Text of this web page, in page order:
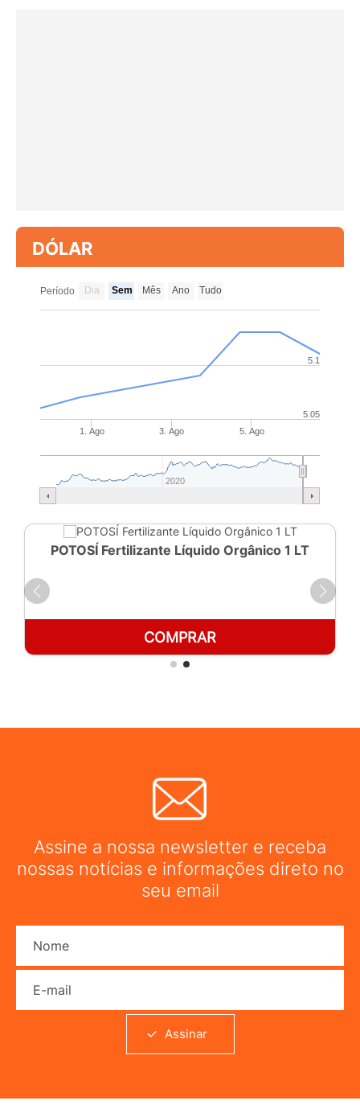
DÓLAR
Período Dia Sem Mês Ano Tudo
1. Ago 3. Ago 5. Ago
2020
5.05
5.1
POTOSÍ Fertilizante Líquido Orgânico 1 LT
COMPRAR
Assine a nossa newsletter e receba
nossas notícias e informações direto no
seu email
Assinar